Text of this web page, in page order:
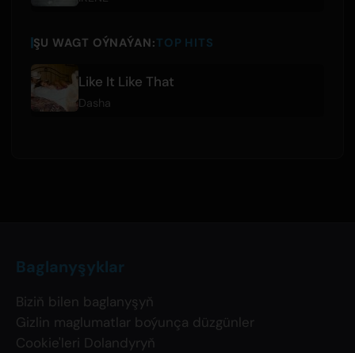
ŞU WAGT OÝNAÝAN:TOP HITS
Like It Like That
Dasha
Baglanyşyklar
Biziň bilen baglanyşyň
Gizlin maglumatlar boýunça düzgünler
Cookie'leri Dolandyryň